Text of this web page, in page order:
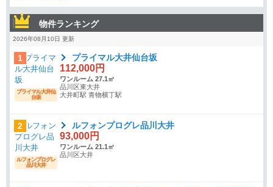
物件ランキング
2026年08月10日 更新
1
プライマル大井仙
台坂
プライマル大井仙台坂
112,000円
ワンルーム 27.1㎡
品川区東大井
大井町駅 青物横丁駅
2
ルフォンプログレ
品川大井
ルフォンプログレ品川大井
93,000円
ワンルーム 21.1㎡
品川区大井